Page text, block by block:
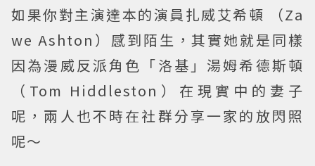
如果你對主演達本的演員扎威艾希頓 （Za
we Ashton）感到陌生，其實她就是同樣
因為漫威反派角色「洛基」湯姆希德斯頓
（Tom Hiddleston）在現實中的妻子
呢，兩人也不時在社群分享一家的放閃照
呢～